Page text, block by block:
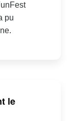
pu
le